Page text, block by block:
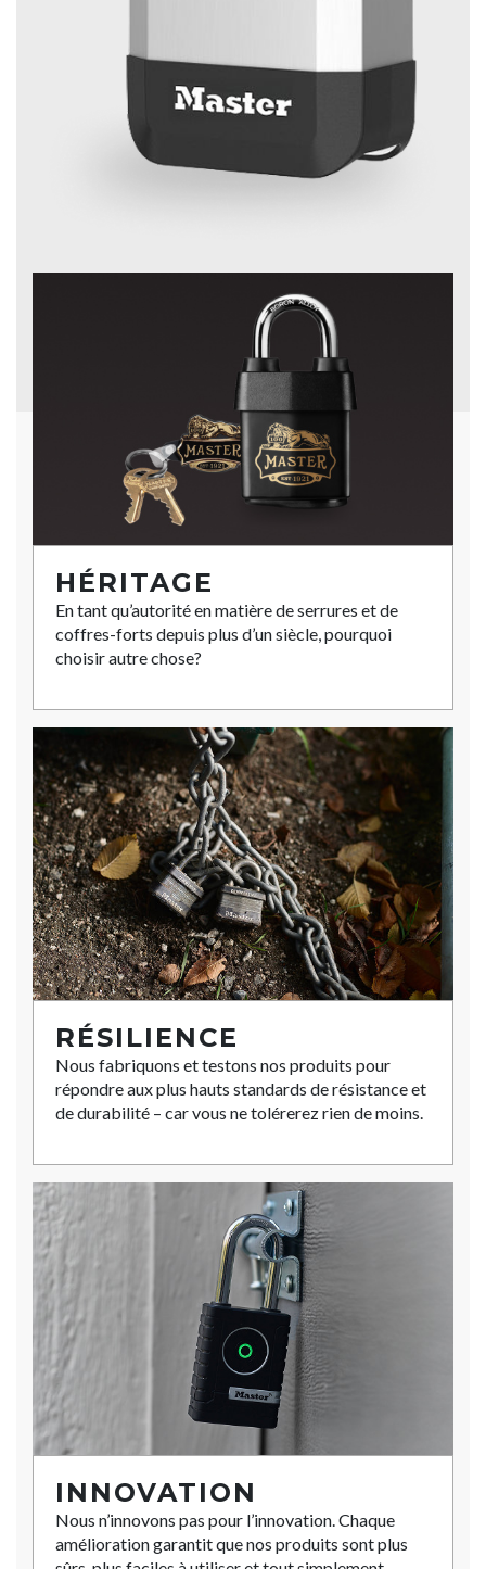
HÉRITAGE
En tant qu’autorité en matière de serrures et de
coffres-forts depuis plus d’un siècle, pourquoi
choisir autre chose?
RÉSILIENCE
Nous fabriquons et testons nos produits pour
répondre aux plus hauts standards de résistance et
de durabilité – car vous ne tolérerez rien de moins.
INNOVATION
Nous n’innovons pas pour l’innovation. Chaque
amélioration garantit que nos produits sont plus